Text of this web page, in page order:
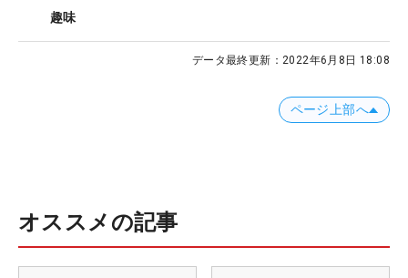
趣味
データ最終更新： 2022年6月8日 18:08
ページ上部へ
オススメの記事